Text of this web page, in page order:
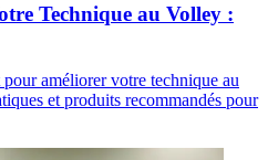
Technique au Volley :
améliorer votre technique au
et produits recommandés pour